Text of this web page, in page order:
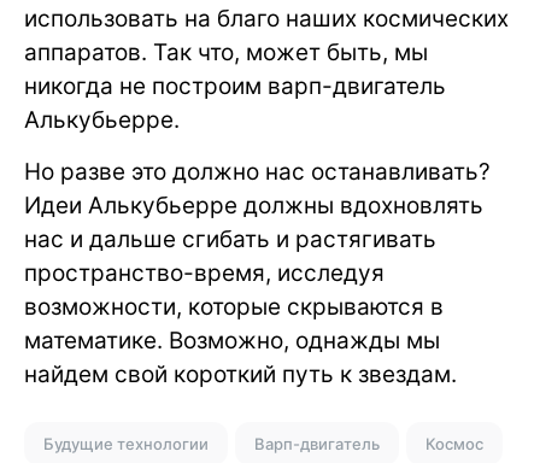
использовать на благо наших космических
аппаратов. Так что, может быть, мы
никогда не построим варп-двигатель
Алькубьерре.
Но разве это должно нас останавливать?
Идеи Алькубьерре должны вдохновлять
нас и дальше сгибать и растягивать
пространство-время, исследуя
возможности, которые скрываются в
математике. Возможно, однажды мы
найдем свой короткий путь к звездам.
Будущие технологии Варп-двигатель Космос